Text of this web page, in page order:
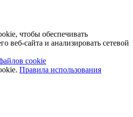
чтобы обеспечивать
веб-сайта и анализировать сетевой
cookie
Правила использования